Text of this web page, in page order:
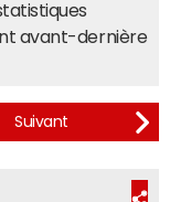
avant-dernière